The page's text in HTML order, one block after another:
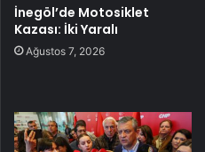
İnegöl’de Motosiklet
Kazası: İki Yaralı
Ağustos 7, 2026